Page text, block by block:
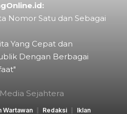
Nomor Satu dan Sebagai
Yang Cepat dan
Dengan Berbagai
Sejahtera
Wartawan Redaksi Iklan